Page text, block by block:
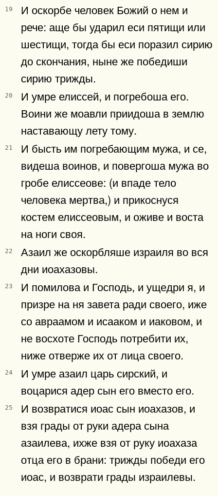
19
И оскорбе человек Божий о нем и
рече: аще бы ударил еси пятищи или
шестищи, тогда бы еси поразил сирию
до скончания, ныне же победиши
сирию трижды.
20
И умре елиссей, и погребоша его.
Воини же моавли приидоша в землю
наставающу лету тому.
21
И бысть им погребающим мужа, и се,
видеша воинов, и повергоша мужа во
гробе елиссеове: (и впаде тело
человека мертва,) и прикоснуся
костем елиссеовым, и оживе и воста
на ноги своя.
22
Азаил же оскорбляше израиля во вся
дни иоахазовы.
23
И помилова и Господь, и ущедри я, и
призре на ня завета ради своего, иже
со авраамом и исааком и иаковом, и
не восхоте Господь потребити их,
ниже отверже их от лица своего.
24
И умре азаил царь сирский, и
воцарися адер сын его вместо его.
25
И возвратися иоас сын иоахазов, и
взя грады от руки адера сына
азаилева, ихже взя от руку иоахаза
отца его в брани: трижды победи его
иоас, и возврати грады израилевы.